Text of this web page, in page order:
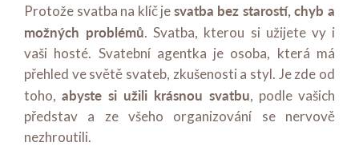
Protože svatba na klíč jesvatba bez starostí, chyb a
možných problémů. Svatba, kterou si užijete vy i
vaši hosté. Svatební agentka je osoba, která má
přehled ve světě svateb, zkušenosti a styl. Je zde od
toho, abyste si užili krásnou svatbu, podle vašich
představ a ze všeho organizování se nervově
nezhroutili.